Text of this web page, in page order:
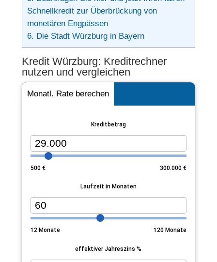
Schnellkredit zur Überbrückung von
monetären Engpässen
6. Die Stadt Würzburg in Bayern
Kredit Würzburg: Kreditrechner
nutzen und vergleichen
Monatl. Rate berechen
Kreditbetrag
500€ 300.000 €
Laufzeit in Monaten
12Monate 120 Monate
effektiver Jahreszins %